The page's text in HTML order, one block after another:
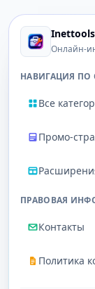
Онлайн-
НАВИГАЦИЯ ПО
Все
Промо-
ПРАВОВАЯ
Контакты
Политика